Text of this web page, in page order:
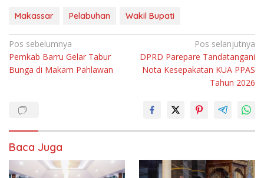
Makassar Pelabuhan Wakil Bupati
Navigasi
pos
Pos sebelumnya
Pemkab Barru Gelar Tabur
Bunga di Makam Pahlawan
Pos selanjutnya
DPRD Parepare Tandatangani
Nota Kesepakatan KUA PPAS
Tahun 2026
Baca Juga